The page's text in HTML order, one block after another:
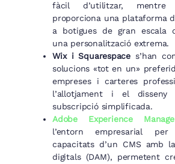
fàcil d’utilitzar, mentre
proporciona una plataforma
a botigues de gran escala
una personalització extrema.
Wix i Squarespace s’han
solucions «tot en un»
empreses i carteres
l’allotjament i el
subscripció simplificada.
Adobe Experience
l’entorn empresarial
capacitats d’un CMS amb
digitals (DAM), permetent